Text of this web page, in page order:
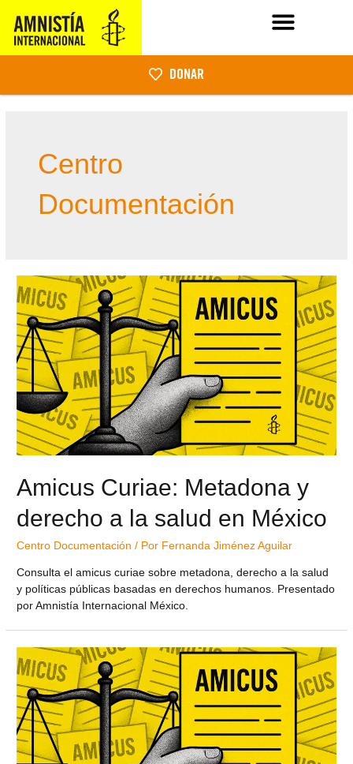
DONAR
Centro
Documentación
Amicus Curiae: Metadona y
derecho a la salud en México
Centro Documentación / Por Fernanda Jiménez Aguilar
Consulta el amicus curiae sobre metadona, derecho a la salud
y políticas públicas basadas en derechos humanos. Presentado
por Amnistía Internacional México.